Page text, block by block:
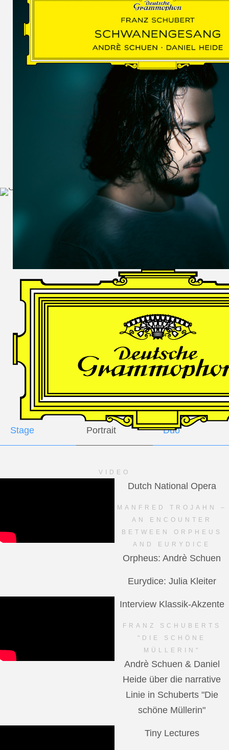
WOLF
MARTIN
SCHUMANN,
LIEDERKREIS
OP. 24
SECHS
MONOLOGE
AUS
JEDERMANN
GESÄNGE
Andrè Schuen,
Baritone
Daniel Heide,
Piano
GALLERY
Stage Portrait Duo
VIDEO
Dutch National Opera
MANFRED TROJAHN –
AN ENCOUNTER
BETWEEN ORPHEUS
AND EURYDICE
Orpheus: Andrè Schuen
Eurydice: Julia Kleiter
Interview Klassik-Akzente
FRANZ SCHUBERTS
"DIE SCHÖNE
MÜLLERIN"
Andrè Schuen & Daniel
Heide über die narrative
Linie in Schuberts "Die
schöne Müllerin"
Tiny Lectures